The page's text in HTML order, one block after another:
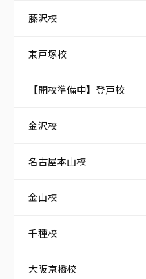
藤沢校
東戸塚校
【開校準備中】登戸校
金沢校
名古屋本山校
金山校
千種校
大阪京橋校